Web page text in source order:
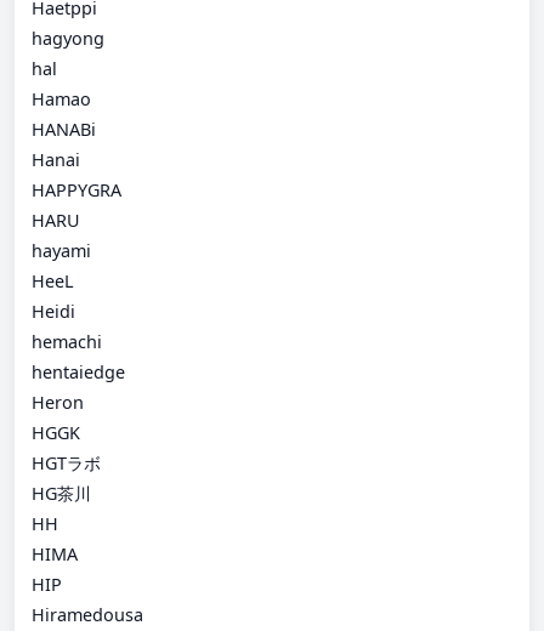
Haetppi
hagyong
hal
Hamao
HANABi
Hanai
HAPPYGRA
HARU
hayami
HeeL
Heidi
hemachi
hentaiedge
Heron
HGGK
HGTラボ
HG茶川
HH
HIMA
HIP
Hiramedousa